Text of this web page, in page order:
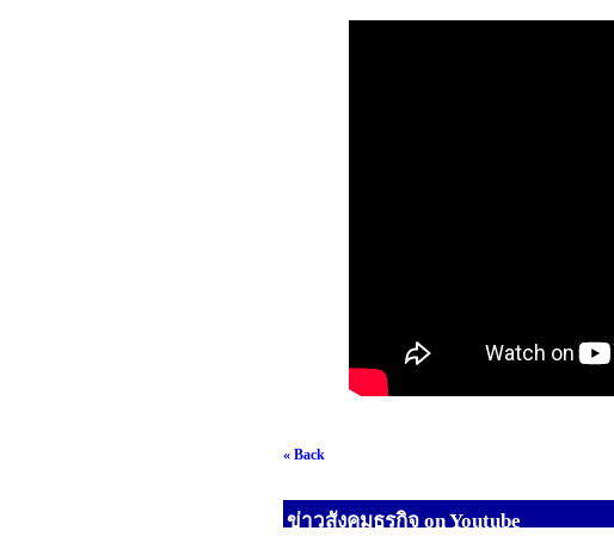
« Back
ข่าวสังคมธุรกิจ on Youtube